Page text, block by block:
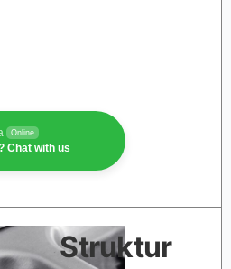
Online
Chat with us
Struktur